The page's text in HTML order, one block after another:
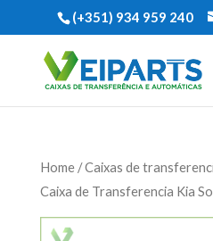
(+351) 934 959 240
Home/Caixas de
Caixa de Transferencia Kia